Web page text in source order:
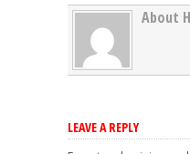
About
LEAVE A REPLY